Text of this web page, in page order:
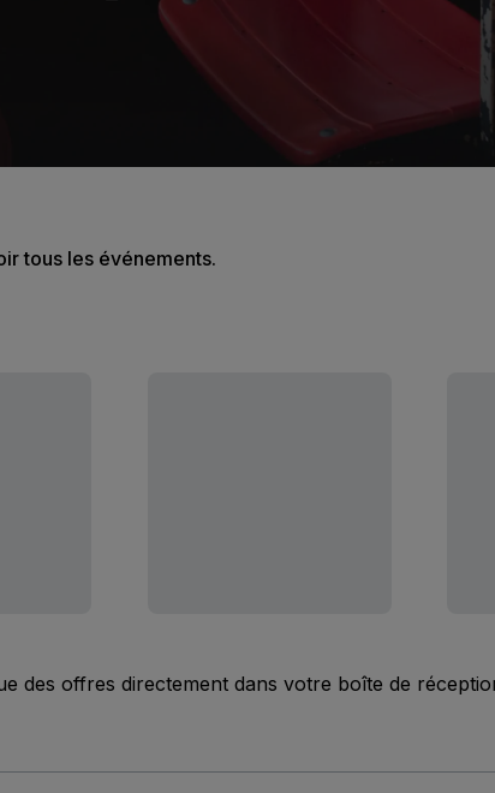
tous les événements.
des offres directement dans votre boîte de